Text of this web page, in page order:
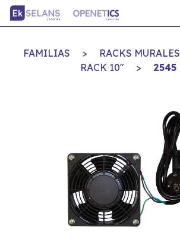
FAMILIAS > RACKS MURALES
RACK 10"
> 2545